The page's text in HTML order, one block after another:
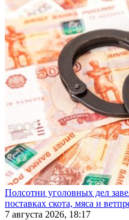
Полсотни уголовных дел
поставках скота, мяса и
7 августа 2026, 18:17